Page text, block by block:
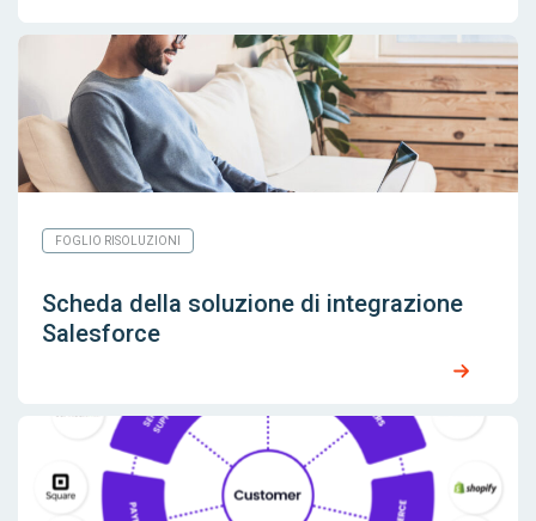
FOGLIO RISOLUZIONI
Scheda della soluzione di integrazione
Salesforce